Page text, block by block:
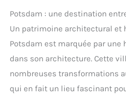
Potsdam : une destination
Un patrimoine architectural et
Potsdam est marquée par une
dans son architecture. Cette
nombreuses transformations
qui en fait un lieu fascinant